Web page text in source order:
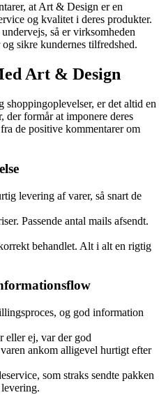
at Art & Design er en
og kvalitet i deres produkter.
så er virksomheden
sikre kundernes tilfredshed.
Art & Design
er det altid en
der formår at imponere deres
de positive kommentarer om
levering af varer, så snart de
Passende antal mails afsendt.
behandlet. Alt i alt en rigtig
og god information
eller ej, var der god
ankom alligevel hurtigt efter
som straks sendte pakken